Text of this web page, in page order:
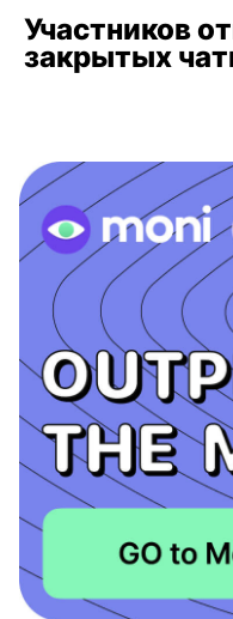
Участников
закрытых